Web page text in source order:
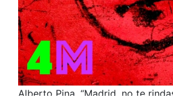
Alberto Pina. “Madrid, no te